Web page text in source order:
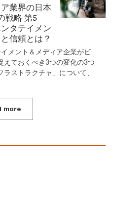
業界の日本
戦略 第5
タテイメン
信頼とは？
メント＆メディア企業がビ
えておくべき3つの変化の3つ
ストラクチャ」について、
more